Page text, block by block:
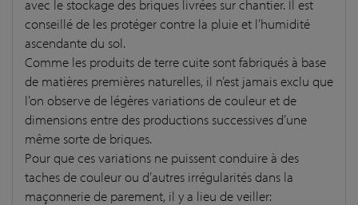
avec le stockage des briques livrées sur chantier. Il est
conseillé de les protéger contre la pluie et l’humidité
ascendante du sol.
Comme les produits de terre cuite sont fabriqués à base
de matières premières naturelles, il n’est jamais exclu que
l’on observe de légères variations de couleur et de
dimensions entre des productions successives d’une
même sorte de briques.
Pour que ces variations ne puissent conduire à des
taches de couleur ou d’autres irrégularités dans la
maçonnerie de parement, il y a lieu de veiller: